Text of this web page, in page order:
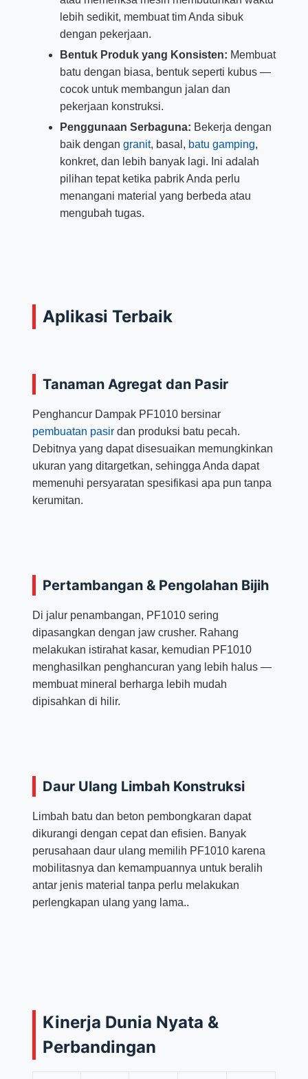
lebih sedikit, membuat tim Anda sibuk
dengan pekerjaan.
Bentuk Produk yang Konsisten: Membuat
batu dengan biasa, bentuk seperti kubus —
cocok untuk membangun jalan dan
pekerjaan konstruksi.
Penggunaan Serbaguna: Bekerja dengan
baik dengan granit, basal, batu gamping,
konkret, dan lebih banyak lagi. Ini adalah
pilihan tepat ketika pabrik Anda perlu
menangani material yang berbeda atau
mengubah tugas.
Aplikasi Terbaik
Tanaman Agregat dan Pasir
Penghancur Dampak PF1010 bersinar
pembuatan pasirdan produksi batu pecah.
Debitnya yang dapat disesuaikan memungkinkan
ukuran yang ditargetkan, sehingga Anda dapat
memenuhi persyaratan spesifikasi apa pun tanpa
kerumitan.​
Pertambangan & Pengolahan Bijih
Di jalur penambangan, PF1010 sering
dipasangkan dengan jaw crusher. Rahang
melakukan istirahat kasar, kemudian PF1010
menghasilkan penghancuran yang lebih halus —
membuat mineral berharga lebih mudah
dipisahkan di hilir.​
Daur Ulang Limbah Konstruksi
Limbah batu dan beton pembongkaran dapat
dikurangi dengan cepat dan efisien. Banyak
perusahaan daur ulang memilih PF1010 karena
mobilitasnya dan kemampuannya untuk beralih
antar jenis material tanpa perlu melakukan
perlengkapan ulang yang lama..
Kinerja Dunia Nyata &
Perbandingan